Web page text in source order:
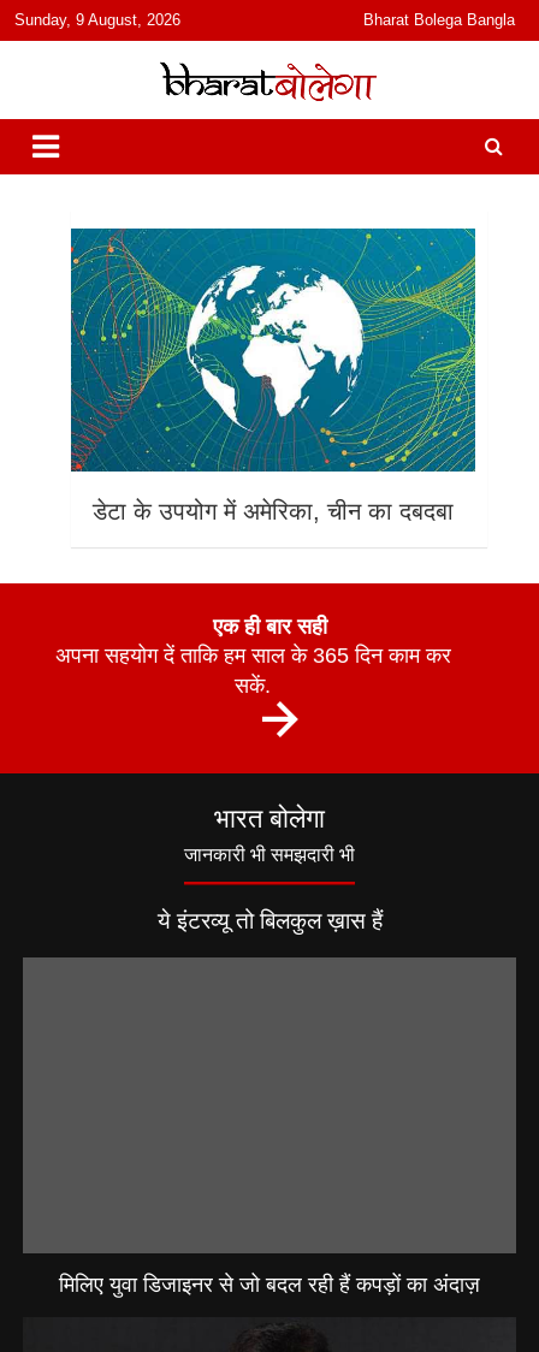
content
Sunday, 9 August, 2026 Bharat Bolega Bangla
भारत बोलेगा
हिंदी में समाचार, विचार, ऑडियो, वीडियो और फ़ीचर. भारत बोलेगा हिंदी न्यूज़ वेबसाइट
India: News, Views, Info, Trends & Podcast I जानकारी भी समझदारी भी
और पॉडकास्ट
डेटा के उपयोग में अमेरिका, चीन का दबदबा
एक ही बार सही
अपना सहयोग दें ताकि हम साल के 365 दिन काम कर
सकें.
भारत बोलेगा
जानकारी भी समझदारी भी
ये इंटरव्यू तो बिलकुल ख़ास हैं
मिलिए युवा डिजाइनर से जो बदल रही हैं कपड़ों का अंदाज़